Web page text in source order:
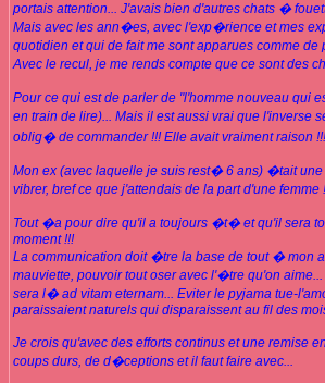
portais attention... J'avais bien d'autres chats �
Mais avec les ann�es, avec l'exp�rience et mes
quotidien et qui de fait me sont apparues comme
Avec le recul, je me rends compte que ce sont
Pour ce qui est de parler de "l'homme nouveau qui
en train de lire)... Mais il est aussi vrai que l'inverse
oblig� de commander !!! Elle avait vraiment raison
Mon ex (avec laquelle je suis rest� 6 ans) �tait
vibrer, bref ce que j'attendais de la part d'une
Tout �a pour dire qu'il a toujours �t� et qu'il sera
moment !!!
La communication doit �tre la base de tout � mon
mauviette, pouvoir tout oser avec l'�tre qu'on
sera l� ad vitam eternam... Eviter le pyjama tue-
paraissaient naturels qui disparaissent au fil des
Je crois qu'avec des efforts continus et une remise
coups durs, de d�ceptions et il faut faire avec...